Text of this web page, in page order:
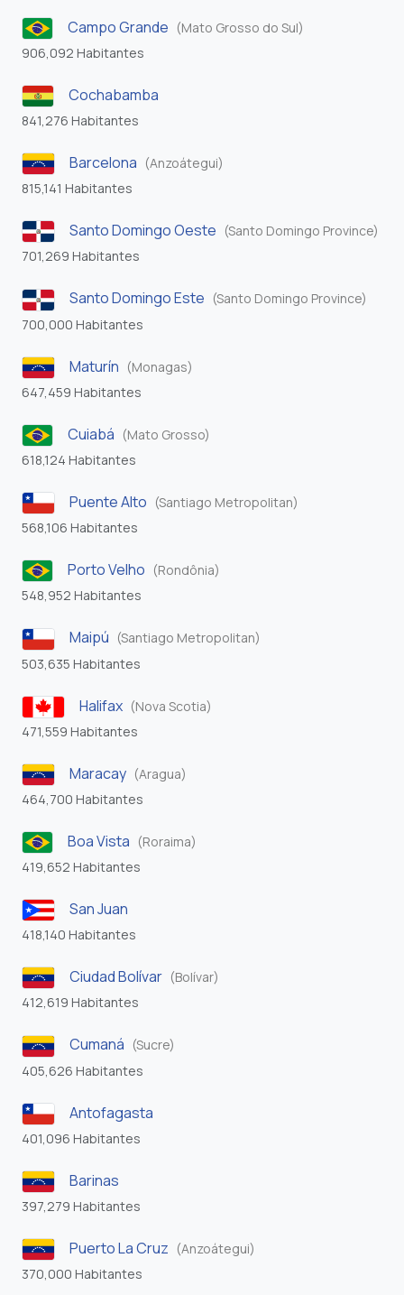
Campo Grande (Mato Grosso do Sul)
906,092 Habitantes
Cochabamba
841,276 Habitantes
Barcelona (Anzoátegui)
815,141 Habitantes
Santo Domingo Oeste (Santo Domingo Province)
701,269 Habitantes
Santo Domingo Este (Santo Domingo Province)
700,000 Habitantes
Maturín (Monagas)
647,459 Habitantes
Cuiabá (Mato Grosso)
618,124 Habitantes
Puente Alto (Santiago Metropolitan)
568,106 Habitantes
Porto Velho (Rondônia)
548,952 Habitantes
Maipú (Santiago Metropolitan)
503,635 Habitantes
Halifax (Nova Scotia)
471,559 Habitantes
Maracay (Aragua)
464,700 Habitantes
Boa Vista (Roraima)
419,652 Habitantes
San Juan
418,140 Habitantes
Ciudad Bolívar (Bolívar)
412,619 Habitantes
Cumaná (Sucre)
405,626 Habitantes
Antofagasta
401,096 Habitantes
Barinas
397,279 Habitantes
Puerto La Cruz (Anzoátegui)
370,000 Habitantes